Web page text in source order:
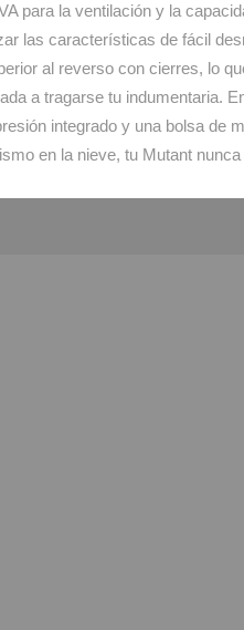
para la ventilación y la
las características de fácil
al reverso con cierres, lo
a tragarse tu indumentaria.
integrado y una bolsa de
en la nieve, tu Mutant